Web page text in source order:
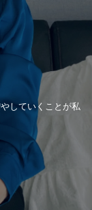
していくことが私